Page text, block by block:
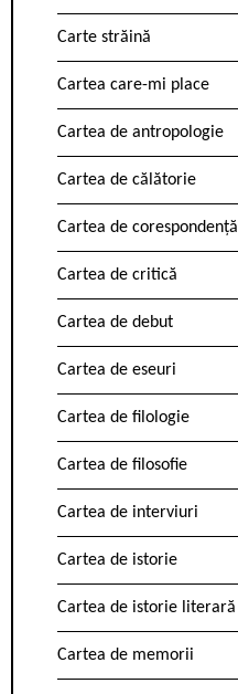
Carte străină
Cartea care-mi place
Cartea de antropologie
Cartea de călătorie
Cartea de corespondență
Cartea de critică
Cartea de debut
Cartea de eseuri
Cartea de filologie
Cartea de filosofie
Cartea de interviuri
Cartea de istorie
Cartea de istorie literară
Cartea de memorii